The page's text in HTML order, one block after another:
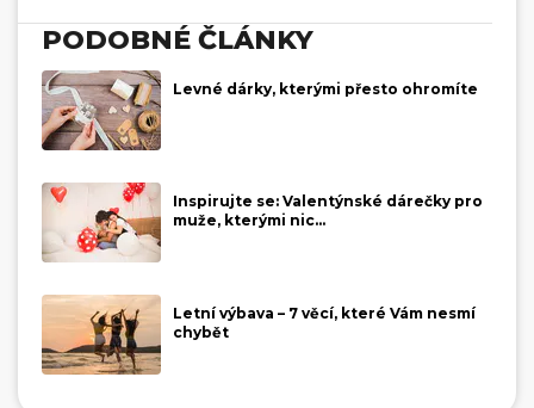
PODOBNÉ ČLÁNKY
Levné dárky, kterými přesto ohromíte
Inspirujte se: Valentýnské dárečky pro
muže, kterými nic...
Letní výbava – 7 věcí, které Vám nesmí
chybět